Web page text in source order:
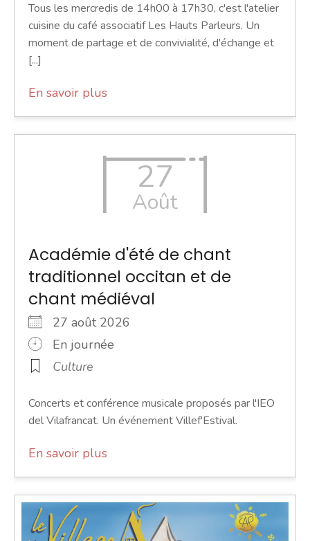
Tous les mercredis de 14h00 à 17h30, c'est l'atelier
cuisine du café associatif Les Hauts Parleurs. Un
moment de partage et de convivialité, d'échange et
[...]
En savoir plus
27
Août
Académie d'été de chant
traditionnel occitan et de
chant médiéval
27 août 2026
En journée
Culture
Concerts et conférence musicale proposés par l'IEO
del Vilafrancat. Un événement Villef'Estival.
En savoir plus